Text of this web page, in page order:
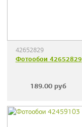
42652829
Фотообои 42652829
189.00 руб